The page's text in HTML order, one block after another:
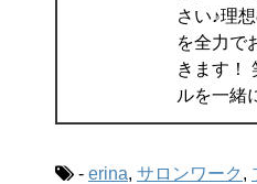
さい♪理
を全力で
きます！
ルを一緒
- erina, サロンワーク ,